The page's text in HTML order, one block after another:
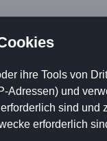
ihre Tools von
Adressen) und
sind und
erforderlich